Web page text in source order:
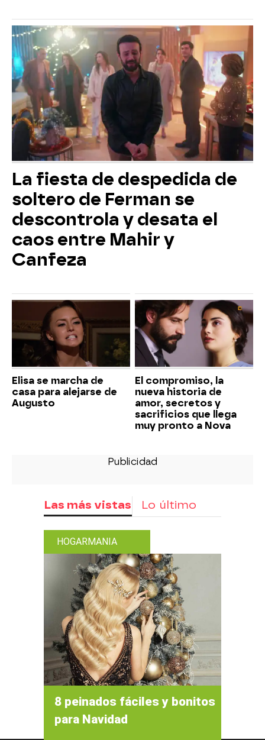
La fiesta de despedida de
soltero de Ferman se
descontrola y desata el
caos entre Mahir y
Canfeza
Elisa se marcha de
casa para alejarse de
Augusto
El compromiso, la
nueva historia de
amor, secretos y
sacrificios que llega
muy pronto a Nova
Las más vistas Lo último
HOGARMANIA
8 peinados fáciles y bonitos
para Navidad